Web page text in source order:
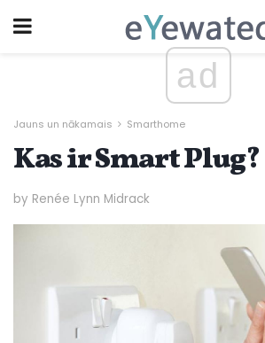
ad
Jauns un nākamais Smarthome
Kas ir Smart Plug?
by Renée Lynn Midrack